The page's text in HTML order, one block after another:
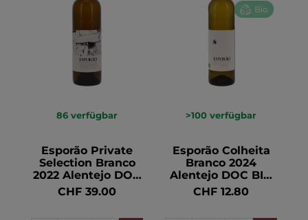
86 verfügbar
Esporão Private
Selection Branco
2022 Alentejo DOC
BIO 13.5° 75cl
CHF 39.00
Bio
>100 verfügbar
Esporão Colheita
Branco 2024
Alentejo DOC BIO
13° 75cl
CHF 12.80